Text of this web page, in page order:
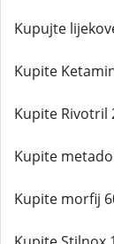
Kupujte
Kupite
Kupite Rivotril
Kupite
Kupite morfij